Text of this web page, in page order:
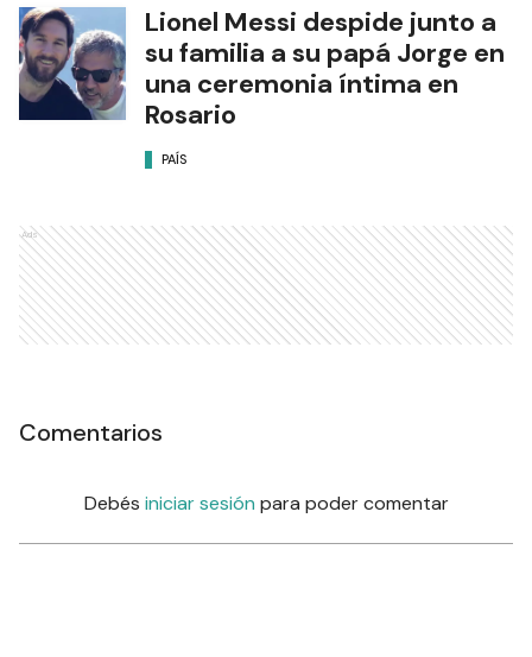
Lionel Messi despide junto a
su familia a su papá Jorge en
una ceremonia íntima en
Rosario
PAÍS
Ads
Comentarios
Debés iniciar sesión para poder comentar